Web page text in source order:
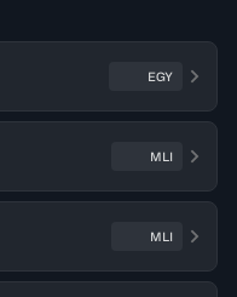
EGY
MLI
MLI